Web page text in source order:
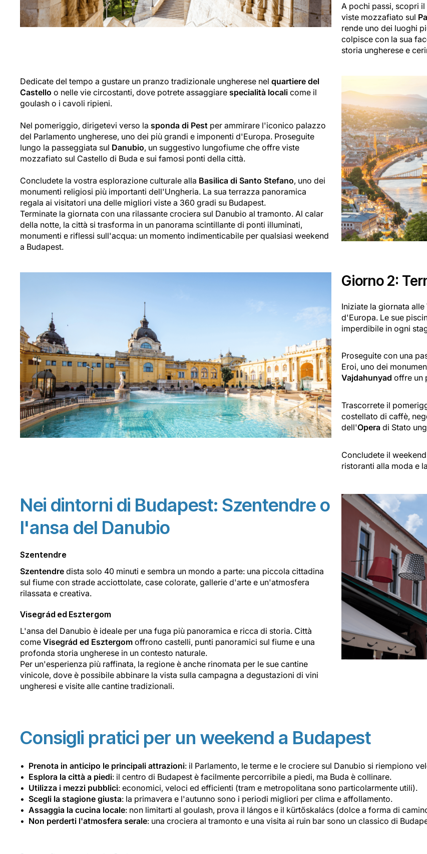
A pochi passi, scopri
viste mozzafiato sul
rende uno dei luoghi
colpisce con la sua
storia ungherese e
Dedicate del tempo a gustare un pranzo tradizionale ungherese nel quartiere del
Castello o nelle vie circostanti, dove potrete assaggiare specialità locali come il
goulash o i cavoli ripieni.
Nel pomeriggio, dirigetevi verso la sponda di Pest per ammirare l'iconico palazzo
del Parlamento ungherese, uno dei più grandi e imponenti d'Europa. Proseguite
lungo la passeggiata sul Danubio, un suggestivo lungofiume che offre viste
mozzafiato sul Castello di Buda e sui famosi ponti della città.
Concludete la vostra esplorazione culturale alla Basilica di Santo Stefano, uno dei
monumenti religiosi più importanti dell'Ungheria. La sua terrazza panoramica
regala ai visitatori una delle migliori viste a 360 gradi su Budapest.
Terminate la giornata con una rilassante crociera sul Danubio al tramonto. Al calar
della notte, la città si trasforma in un panorama scintillante di ponti illuminati,
monumenti e riflessi sull'acqua: un momento indimenticabile per qualsiasi weekend
a Budapest.
Giorno 2:
Iniziate la giornata alle
d'Europa. Le sue
imperdibile in ogni
Proseguite con una
Eroi, uno dei
Vajdahunyad offre un
Trascorrete il
costellato di caffè,
dell'Opera di Stato
Concludete il
ristoranti alla moda e
Nei dintorni di Budapest: Szentendre o
l'ansa del Danubio
Szentendre
Szentendre dista solo 40 minuti e sembra un mondo a parte: una piccola cittadina
sul fiume con strade acciottolate, case colorate, gallerie d'arte e un'atmosfera
rilassata e creativa.
Visegrád ed Esztergom
L'ansa del Danubio è ideale per una fuga più panoramica e ricca di storia. Città
come Visegrád ed Esztergom offrono castelli, punti panoramici sul fiume e una
profonda storia ungherese in un contesto naturale.
Per un'esperienza più raffinata, la regione è anche rinomata per le sue cantine
vinicole, dove è possibile abbinare la vista sulla campagna a degustazioni di vini
ungheresi e visite alle cantine tradizionali.
Consigli pratici per un weekend a Budapest
Prenota in anticipo le principali attrazioni: il Parlamento, le terme e le crociere sul Danubio si riempiono
Esplora la città a piedi: il centro di Budapest è facilmente percorribile a piedi, ma Buda è collinare.
Utilizza i mezzi pubblici: economici, veloci ed efficienti (tram e metropolitana sono particolarmente utili).
Scegli la stagione giusta: la primavera e l'autunno sono i periodi migliori per clima e affollamento.
Assaggia la cucina locale: non limitarti al goulash, prova il lángos e il kürtőskalács (dolce a forma di
Non perderti l'atmosfera serale: una crociera al tramonto e una visita ai ruin bar sono un classico di